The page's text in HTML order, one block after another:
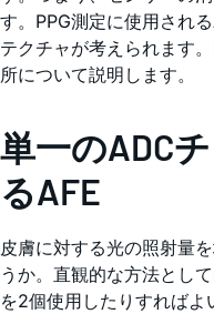
す。PPG測定に使用され
テクチャが考えられます
所について説明します。
単一のADC
るAFE
皮膚に対する光の照射量
うか。直観的な方法とし
を2個使用したりすれば